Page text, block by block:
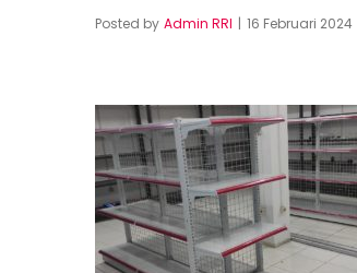
Posted by Admin RRI 16 Februari 2024